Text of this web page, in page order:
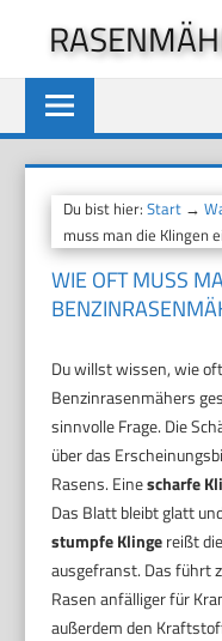
springen
Du bist hier:Start →
muss man die Klingen
WIE OFT MUSS
Du willst wissen, wie
Benzinrasenmähers
sinnvolle Frage. Die
über das
Rasens. Einescharfe
Das Blatt bleibt glatt
stumpfe Klingereißt
ausgefranst. Das führt
Rasen anfälliger für
außerdem den